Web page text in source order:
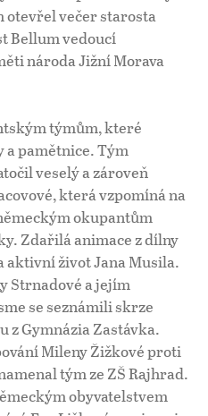
otevřel večer starosta
Bellum vedoucí
národa Jižní Morava
týmům, které
pamětnice. Tým
veselý a zároveň
která vzpomíná na
okupantům
Zdařilá animace z dílny
aktivní život Jana Musila.
Strnadové a jejím
se seznámili skrze
z Gymnázia Zastávka.
Mileny Žižkové proti
tým ze ZŠ Rajhrad.
obyvatelstvem